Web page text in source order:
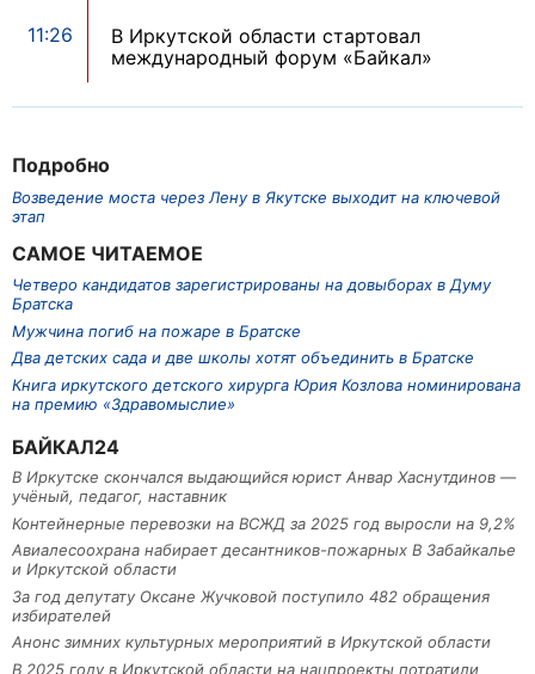
Подробно
Возведение моста через Лену в Якутске выходит на ключевой
этап
САМОЕ ЧИТАЕМОЕ
Четверо кандидатов зарегистрированы на довыборах в Думу
Братска
Мужчина погиб на пожаре в Братске
Два детских сада и две школы хотят объединить в Братске
Книга иркутского детского хирурга Юрия Козлова номинирована
на премию «Здравомыслие»
БАЙКАЛ24
В Иркутске скончался выдающийся юрист Анвар Хаснутдинов —
учёный, педагог, наставник
Контейнерные перевозки на ВСЖД за 2025 год выросли на 9,2%
Авиалесоохрана набирает десантников-пожарных В Забайкалье
и Иркутской области
За год депутату Оксане Жучковой поступило 482 обращения
избирателей
Анонс зимних культурных мероприятий в Иркутской области
В 2025 году в Иркутской области на нацпроекты потратили
11:26
В Иркутской области стартовал
международный форум «Байкал»